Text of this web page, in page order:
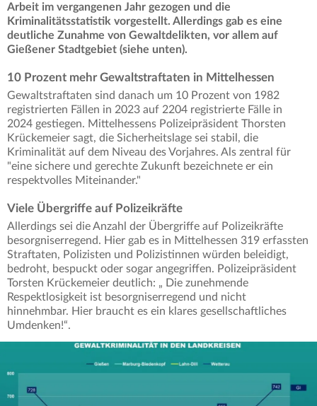
Arbeit im vergangenen Jahr gezogen und die
Kriminalitätsstatistik vorgestellt. Allerdings gab es eine
deutliche Zunahme von Gewaltdelikten, vor allem auf
Gießener Stadtgebiet (siehe unten).
10 Prozent mehr Gewaltstraftaten in Mittelhessen
Gewaltstraftaten sind danach um 10 Prozent von 1982
registrierten Fällen in 2023 auf 2204 registrierte Fälle in
2024 gestiegen. Mittelhessens Polizeipräsident Thorsten
Krückemeier sagt, die Sicherheitslage sei stabil, die
Kriminalität auf dem Niveau des Vorjahres. Als zentral für
"eine sichere und gerechte Zukunft bezeichnete er ein
respektvolles Miteinander."
Viele Übergriffe auf Polizeikräfte
Allerdings sei die Anzahl der Übergriffe auf Polizeikräfte
besorgniserregend. Hier gab es in Mittelhessen 319 erfassten
Straftaten, Polizisten und Polizistinnen würden beleidigt,
bedroht, bespuckt oder sogar angegriffen. Polizeipräsident
Torsten Krückemeier deutlich: „ Die zunehmende
Respektlosigkeit ist besorgniserregend und nicht
hinnehmbar. Hier braucht es ein klares gesellschaftliches
Umdenken!“.